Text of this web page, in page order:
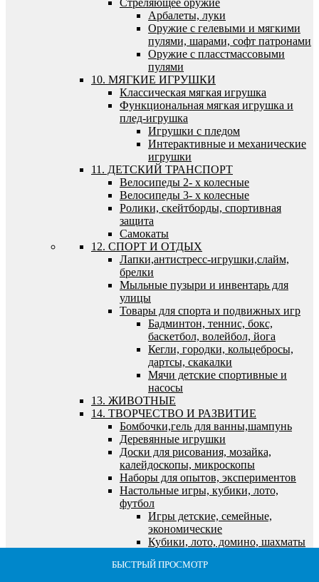
БЫСТРЫЙ ПРОСМОТР
БЫСТРЫЙ ПРОСМОТР
БЫСТРЫЙ ПРОСМОТР
БЫСТРЫЙ ПРОСМОТР
БЫСТРЫЙ ПРОСМОТР
Арбалеты, луки
Оружие с гелевыми и мягкими
пулями, шарами, софт патронами
Оружие с пласстмассовыми
пулями
10. МЯГКИЕ ИГРУШКИ
Классическая мягкая игрушка
Функциональная мягкая игрушка и
плед-игрушка
Игрушки с пледом
Интерактивные и механические
игрушки
11. ДЕТСКИЙ ТРАНСПОРТ
Велосипеды 2- х колесные
Велосипеды 3- х колесные
Ролики, скейтборды, спортивная
защита
Самокаты
12. СПОРТ И ОТДЫХ
Лапки,антистресс-игрушки,слайм,
брелки
Мыльные пузыри и инвентарь для
улицы
Товары для спорта и подвижных игр
Бадминтон, теннис, бокс,
баскетбол, волейбол, йога
Кегли, городки, кольцебросы,
дартсы, скакалки
Мячи детские спортивные и
насосы
13. ЖИВОТНЫЕ
14. ТВОРЧЕСТВО И РАЗВИТИЕ
Бомбочки,гель для ванны,шампунь
Деревянные игрушки
Доски для рисования, мозайка,
калейдоскопы, микроскопы
Наборы для опытов, экспериментов
Настольные игры, кубики, лото,
футбол
Игры детские, семейные,
экономические
Кубики, лото, домино, шахматы
Футбол, хоккей, бильярд,